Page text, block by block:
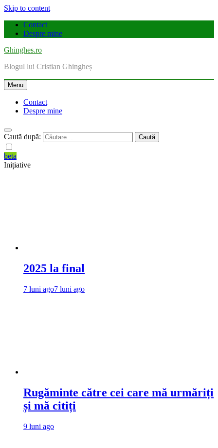
Skip to content
Contact
Despre mine
Ghinghes.ro
Blogul lui Cristian Ghingheș
Menu
Contact
Despre mine
Caută după:
beta
Inițiative
2025 la final
7 luni ago7 luni ago
Rugăminte către cei care mă urmăriți
și mă citiți
9 luni ago